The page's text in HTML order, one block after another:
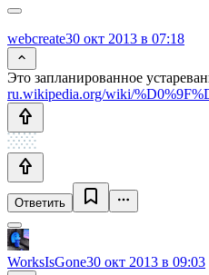
webcreate30 окт 2013 в 07:18
Это запланированное
ru.wikipedia.org/wiki/
Ответить
WorksIsGone30 окт 2013 в 09:03